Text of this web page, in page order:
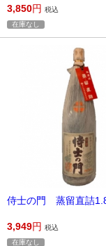
3,850円 税込
在庫なし
侍士の門 蒸留直詰
3,949円 税込
在庫なし